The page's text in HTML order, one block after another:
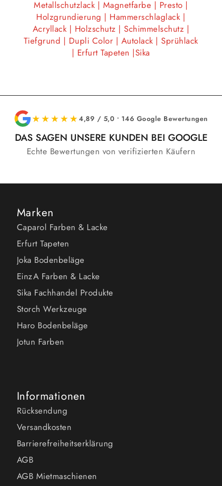
Metallschutzlack | Magnetfarbe | Presto |
Holzgrundierung | Hammerschlaglack |
Acryllack | Holzschutz | Schimmelschutz |
Tiefgrund | Dupli Color | Autolack | Sprühlack
| Erfurt Tapeten |Sika
★★★★★4,89 / 5,0 • 146 Google Bewertungen
DAS SAGEN UNSERE KUNDEN BEI GOOGLE
Echte Bewertungen von verifizierten Käufern
Marken
Caparol Farben & Lacke
Erfurt Tapeten
Joka Bodenbeläge
EinzA Farben & Lacke
Sika Fachhandel Produkte
Storch Werkzeuge
Haro Bodenbeläge
Jotun Farben
Informationen
Rücksendung
Versandkosten
Barrierefreiheitserklärung
AGB
AGB Mietmaschienen